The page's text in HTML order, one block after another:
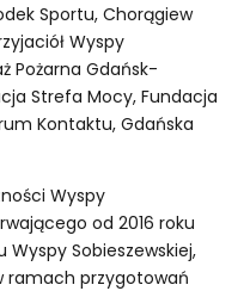
Sportu, Chorągiew
Wyspy
Pożarna Gdańsk-
Strefa Mocy, Fundacja
Kontaktu, Gdańska
Wyspy
od 2016 roku
Wyspy Sobieszewskiej,
ramach przygotowań